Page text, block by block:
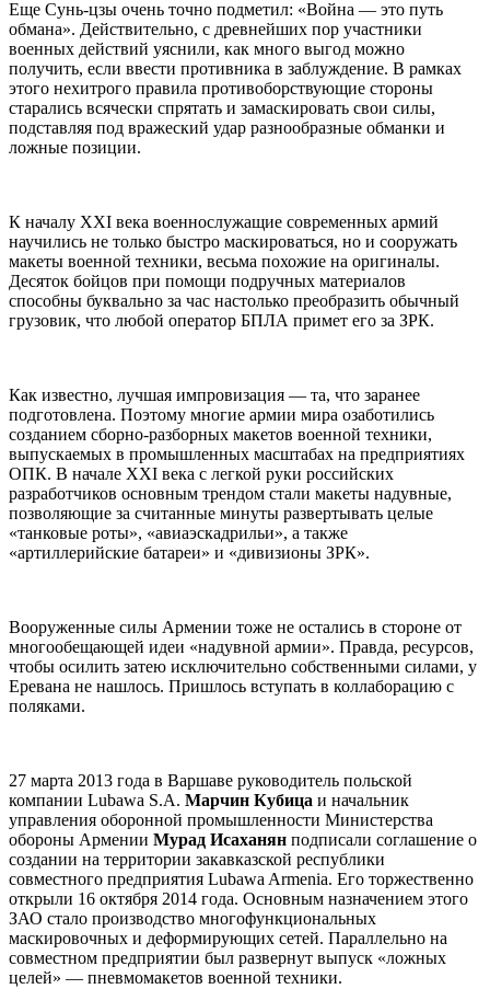
Еще Сунь-цзы очень точно подметил: «Война — это путь
обмана». Действительно, с древнейших пор участники
военных действий уяснили, как много выгод можно
получить, если ввести противника в заблуждение. В рамках
этого нехитрого правила противоборствующие стороны
старались всячески спрятать и замаскировать свои силы,
подставляя под вражеский удар разнообразные обманки и
ложные позиции.
К началу XXI века военнослужащие современных армий
научились не только быстро маскироваться, но и сооружать
макеты военной техники, весьма похожие на оригиналы.
Десяток бойцов при помощи подручных материалов
способны буквально за час настолько преобразить обычный
грузовик, что любой оператор БПЛА примет его за ЗРК.
Как известно, лучшая импровизация — та, что заранее
подготовлена. Поэтому многие армии мира озаботились
созданием сборно-разборных макетов военной техники,
выпускаемых в промышленных масштабах на предприятиях
ОПК. В начале XXI века с легкой руки российских
разработчиков основным трендом стали макеты надувные,
позволяющие за считанные минуты развертывать целые
«танковые роты», «авиаэскадрильи», а также
«артиллерийские батареи» и «дивизионы ЗРК».
Вооруженные силы Армении тоже не остались в стороне от
многообещающей идеи «надувной армии». Правда, ресурсов,
чтобы осилить затею исключительно собственными силами, у
Еревана не нашлось. Пришлось вступать в коллаборацию с
поляками.
27 марта 2013 года в Варшаве руководитель польской
компании Lubawa S.A. Марчин Кубица и начальник
управления оборонной промышленности Министерства
обороны Армении Мурад Исаханян подписали соглашение о
создании на территории закавказской республики
совместного предприятия Lubawa Armenia. Его торжественно
открыли 16 октября 2014 года. Основным назначением этого
ЗАО стало производство многофункциональных
маскировочных и деформирующих сетей. Параллельно на
совместном предприятии был развернут выпуск «ложных
целей» — пневмомакетов военной техники.